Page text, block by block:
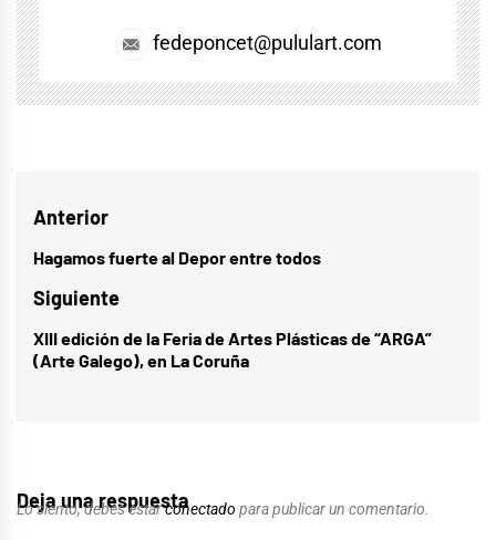
fedeponcet@pululart.com
Navegación
de
entradas
Anterior
Entrada
anterior:
Hagamos fuerte al Depor entre todos
Siguiente
Entrada
siguiente:
XIII edición de la Feria de Artes Plásticas de “ARGA”
(Arte Galego), en La Coruña
Deja una respuesta
Lo siento, debes estarconectado para publicar un comentario.